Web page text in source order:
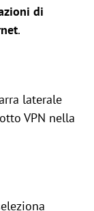
di
.
laterale
VPN nella